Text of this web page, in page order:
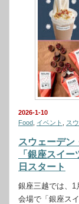
2026-1-10
Food イベント ス
スウェーデン
「銀座スイ
日スタート
銀座三越では、1
会場で「銀座ス